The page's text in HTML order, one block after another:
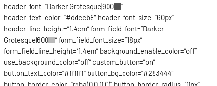
header_font=”Darker Grotesque|900|||||||”
header_text_color=”#ddccb8″ header_font_size=”60px”
header_line_height=”1.4em” form_field_font=”Darker
Grotesque|600|||||||” form_field_font_size=”18px”
form_field_line_height=”1.4em” background_enable_color=”off”
use_background_color=”off” custom_button=”on”
button_text_color=”#ffffff” button_bg_color=”#283444″
button_border_color=”rgba(0,0,0,0)” button_border_radius=”0px”